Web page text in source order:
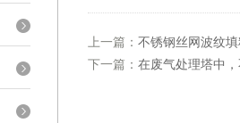
上一篇： 不锈钢丝网波纹
下一篇： 在废气处理塔中